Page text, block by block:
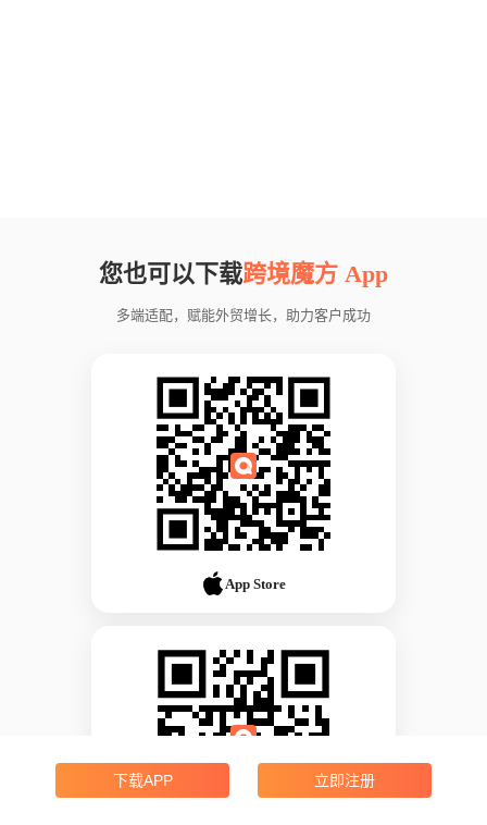
您也可以下载跨境魔方 App
多端适配，赋能外贸增长，助力客户成功
App Store
下载APP 立即注册